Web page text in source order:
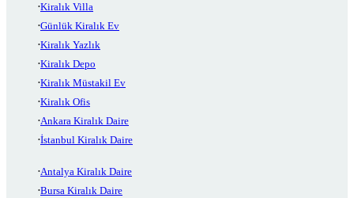
Kiralık Villa
Günlük Kiralık Ev
Kiralık Yazlık
Kiralık Depo
Kiralık Müstakil Ev
Kiralık Ofis
Ankara Kiralık Daire
İstanbul Kiralık Daire
Antalya Kiralık Daire
Bursa Kiralık Daire